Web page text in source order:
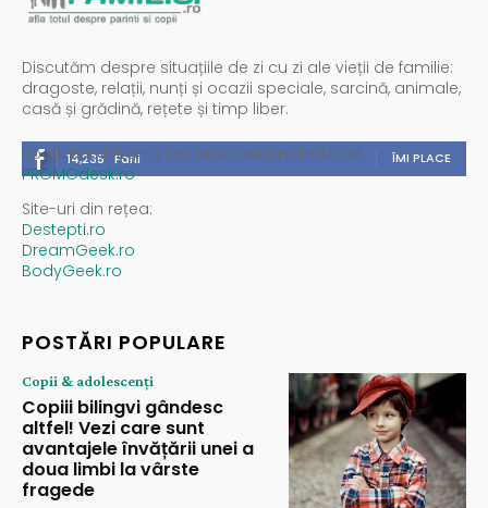
Discutăm despre situațiile de zi cu zi ale vieții de familie:
dragoste, relații, nunți și ocazii speciale, sarcină, animale,
casă și grădină, rețete și timp liber.
14,235 Fani ÎMI PLACE
Spații publicitare / reclamă administrată de
PROMOdesk.ro
Site-uri din rețea:
Destepti.ro
DreamGeek.ro
BodyGeek.ro
POSTĂRI POPULARE
Copii & adolescenți
Copiii bilingvi gândesc
altfel! Vezi care sunt
avantajele învățării unei a
doua limbi la vârste
fragede